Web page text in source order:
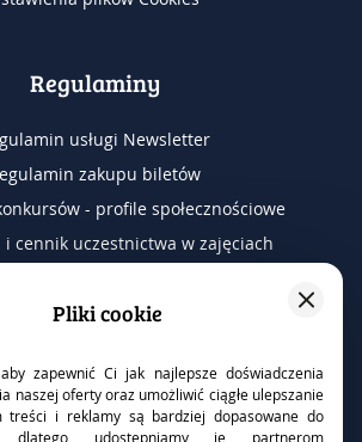
Regulaminy
usługi Newsletter
zakupu biletów
- profile społecznościowe
i cennik uczestnictwa w zajęciach
RODO
ochrony danych
Pliki cookie
zapewnić Ci jak najlepsze doświadczenia
naszej oferty oraz umożliwić ciągłe ulepszanie
treści i reklamy są bardziej dopasowane do
dlatego udostępniamy je partnerom